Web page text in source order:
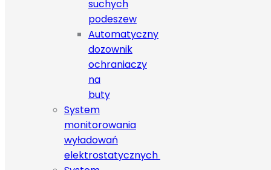
suchych
podeszew
Automatyczny
dozownik
ochraniaczy
na
buty
System
monitorowania
wyładowań
elektrostatycznych